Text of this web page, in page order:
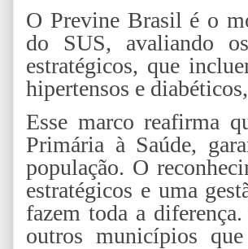
O Previne Brasil é o
do SUS, avaliando
estratégicos, que
hipertensos e
Esse marco reafirma
Primária à Saúde,
população. O
estratégicos e uma
fazem toda a
outros municípios